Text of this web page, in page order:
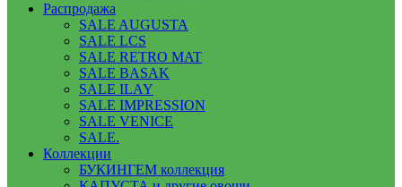
Распродажа
SALE AUGUSTA
SALE LCS
SALE RETRO MAT
SALE BASAK
SALE ILAY
SALE IMPRESSION
SALE VENICE
SALE.
Коллекции
БУКИНГЕМ коллекция